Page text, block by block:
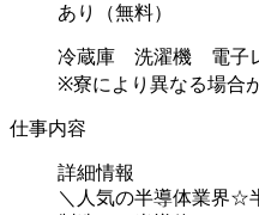
あり（無料）
冷蔵庫 洗濯機 電子
※寮により異なる場合
仕事内容
詳細情報
＼人気の半導体業界☆